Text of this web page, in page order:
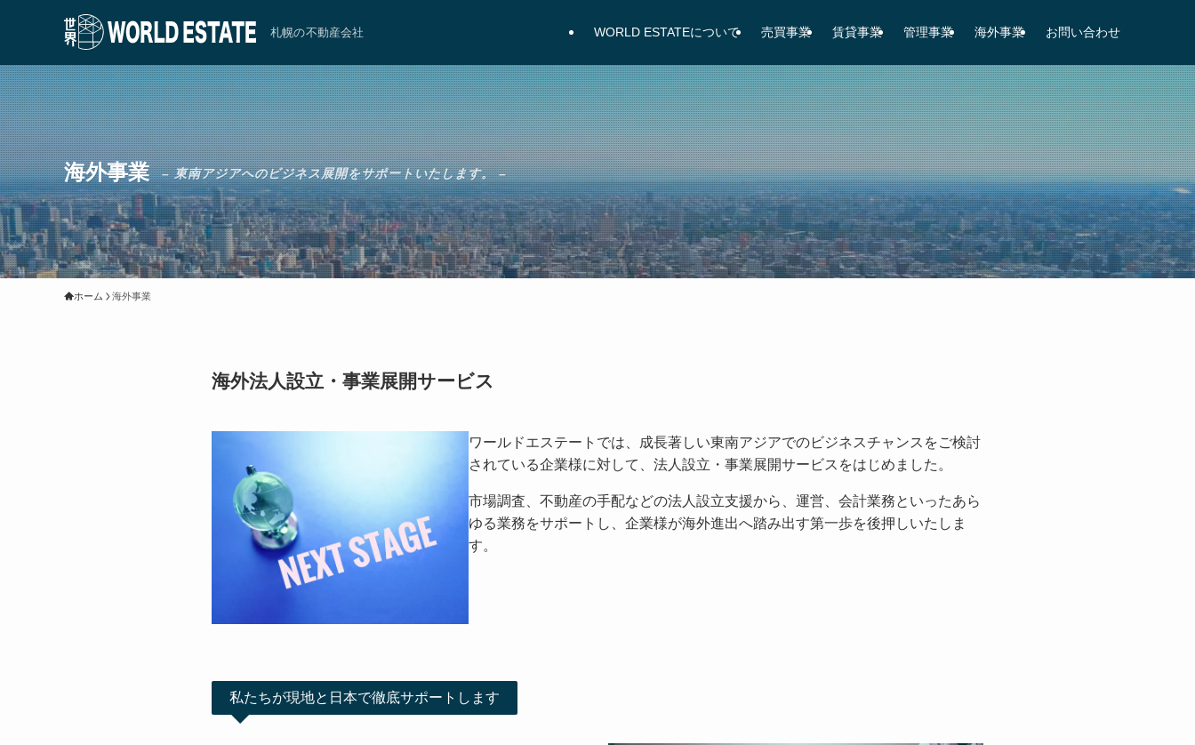
札幌の不動産会社 WORLD ESTATEについて 売買事業 賃貸事業 管理事業 海外事業 お問い合わせ
海外事業 – 東南アジアへのビジネス展開をサポートいたします。 –
ホーム 海外事業
海外法人設立・事業展開サービス
ワールドエステートでは、成長著しい東南アジアでのビジネスチャンスをご検討
されている企業様に対して、法人設立・事業展開サービスをはじめました。
市場調査、不動産の手配などの法人設立支援から、運営、会計業務といったあら
ゆる業務をサポートし、企業様が海外進出へ踏み出す第一歩を後押しいたしま
す。
私たちが現地と日本で徹底サポートします